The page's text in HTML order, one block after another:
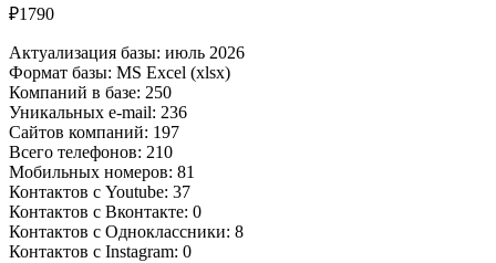
₽1790
Актуализация базы: июль 2026
Формат базы: MS Excel (xlsx)
Компаний в базе: 250
Уникальных e-mail: 236
Сайтов компаний: 197
Всего телефонов: 210
Мобильных номеров: 81
Контактов с Youtube: 37
Контактов с Вконтакте: 0
Контактов с Одноклассники: 8
Контактов с Instagram: 0